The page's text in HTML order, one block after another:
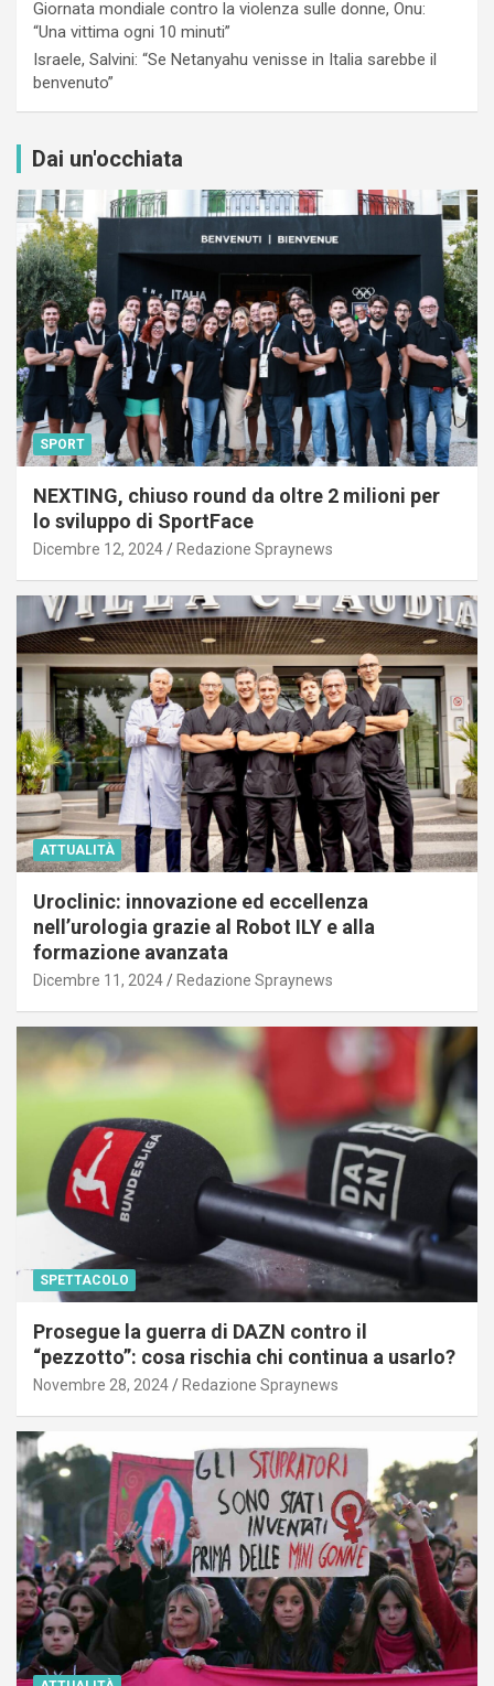
Giornata mondiale contro la violenza sulle donne, Onu:
“Una vittima ogni 10 minuti”
Israele, Salvini: “Se Netanyahu venisse in Italia sarebbe il
benvenuto”
Dai un'occhiata
SPORT
NEXTING, chiuso round da oltre 2 milioni per
lo sviluppo di SportFace
Dicembre 12, 2024 Redazione Spraynews
ATTUALITÀ
Uroclinic: innovazione ed eccellenza
nell’urologia grazie al Robot ILY e alla
formazione avanzata
Dicembre 11, 2024 Redazione Spraynews
SPETTACOLO
Prosegue la guerra di DAZN contro il
“pezzotto”: cosa rischia chi continua a usarlo?
Novembre 28, 2024 Redazione Spraynews